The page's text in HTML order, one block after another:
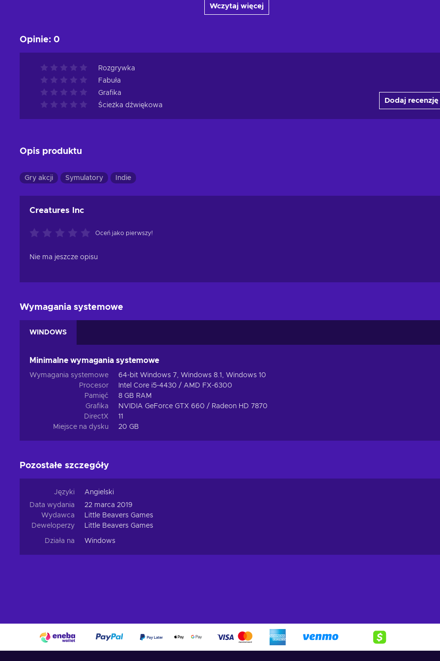
Wczytaj więcej
Opinie: 0
Rozgrywka
Fabuła
Grafika
Ścieżka dźwiękowa
Dodaj recenzję
Opis produktu
Gry akcji Symulatory Indie
Creatures Inc
Oceń jako pierwszy!
Nie ma jeszcze opisu
Wymagania systemowe
WINDOWS
Minimalne wymagania systemowe
Wymagania systemowe
64-bit Windows 7, Windows 8.1, Windows 10
Procesor
Intel Core i5-4430 / AMD FX-6300
Pamięć
8 GB RAM
Grafika
NVIDIA GeForce GTX 660 / Radeon HD 7870
DirectX
11
Miejsce na dysku
20 GB
Pozostałe szczegóły
Języki
Angielski
Data wydania
22 marca 2019
Wydawca
Little Beavers Games
Deweloperzy
Little Beavers Games
Działa na Windows